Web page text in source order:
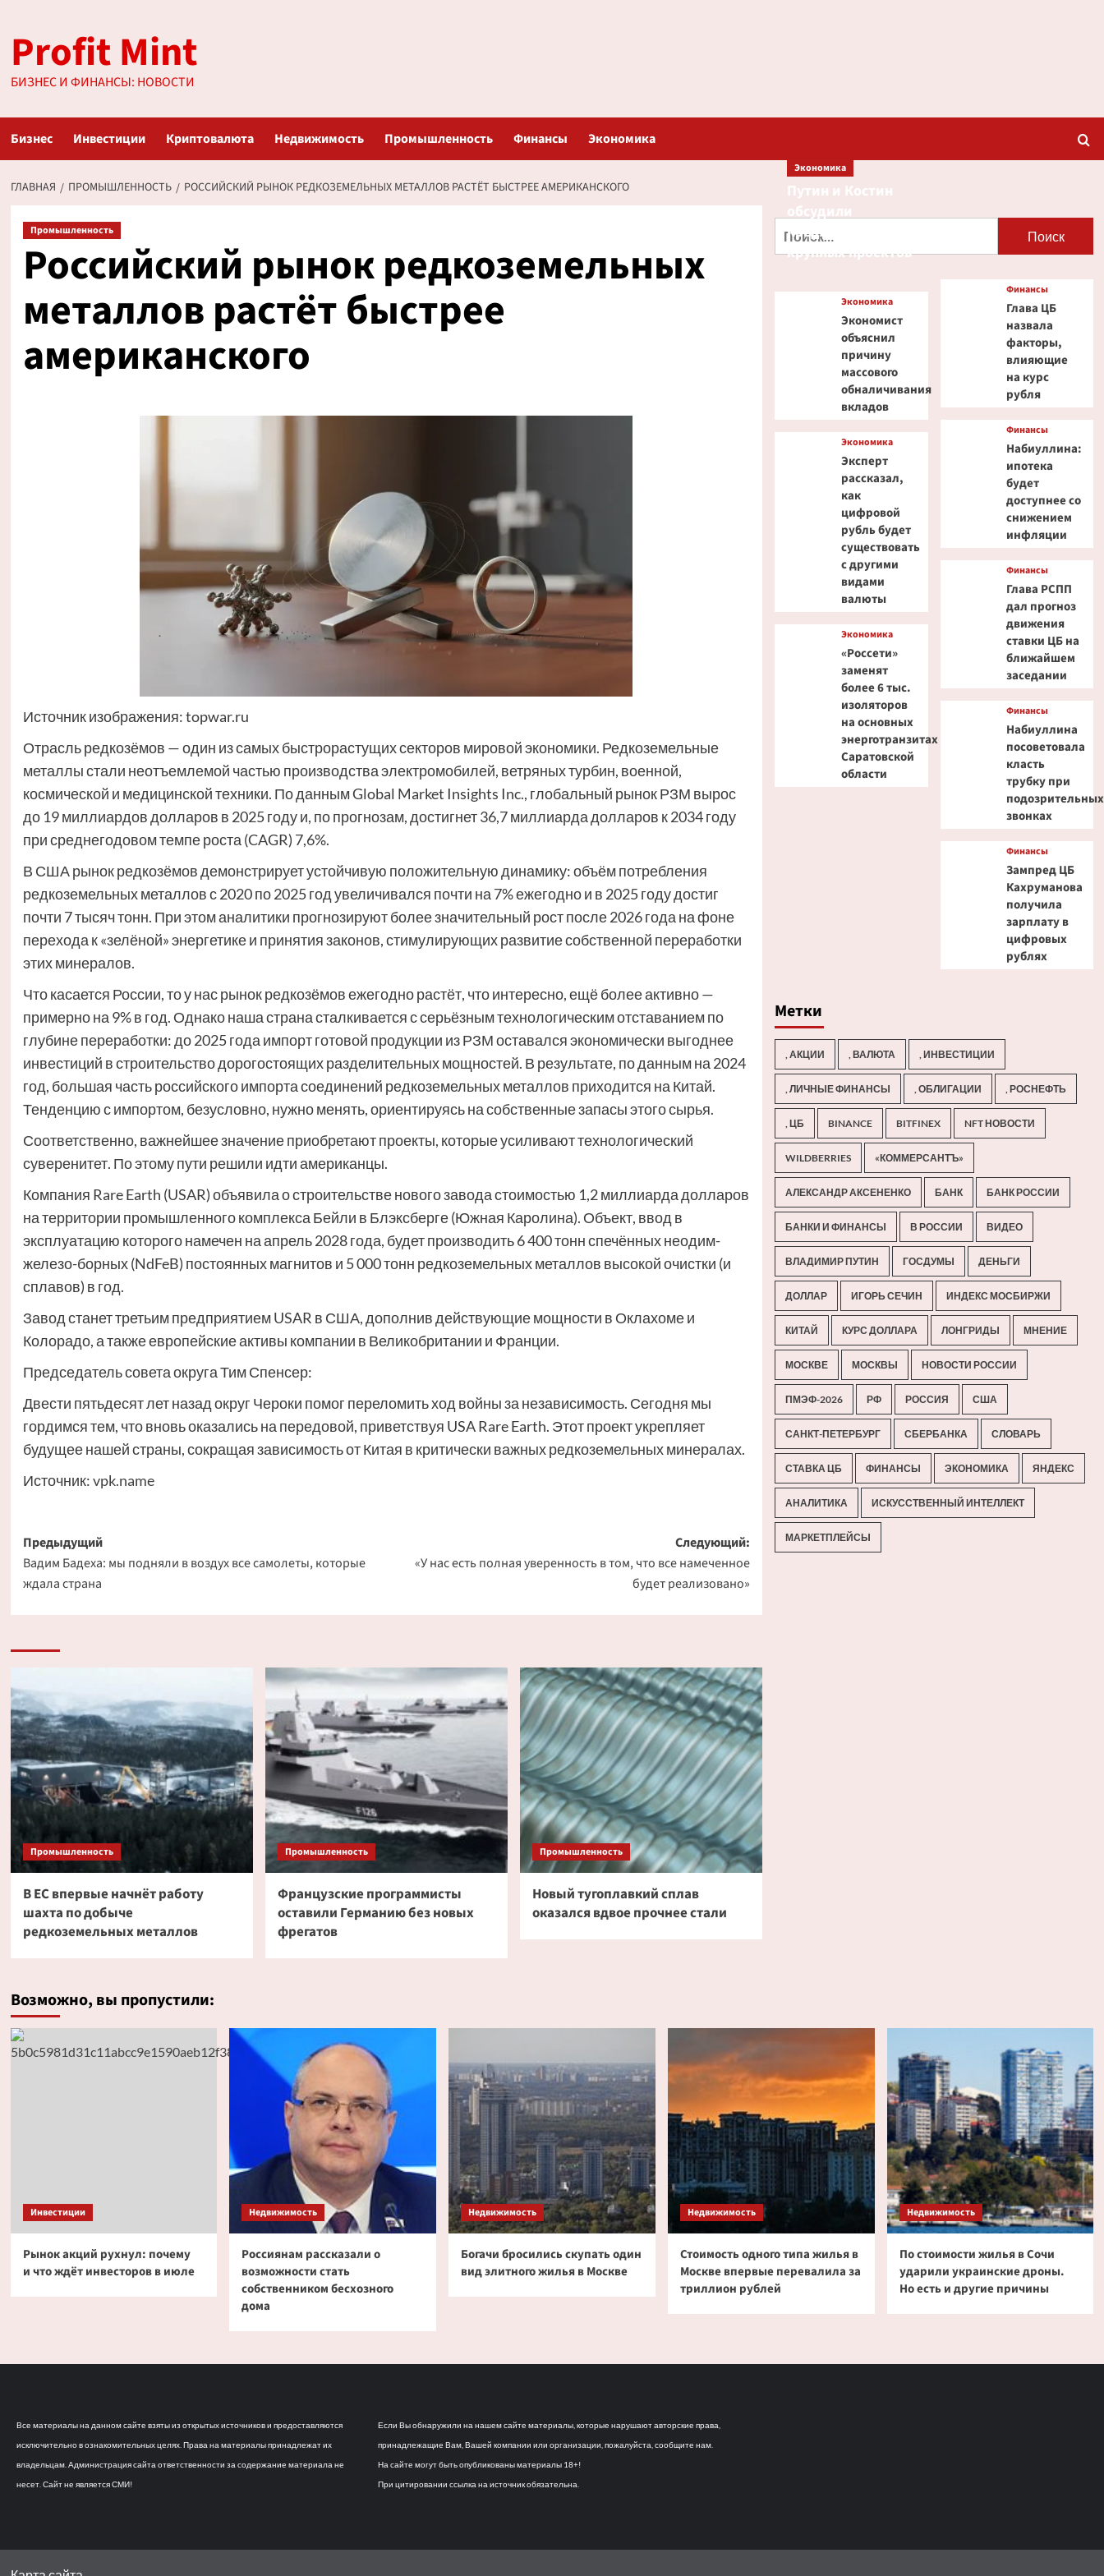
содержимому
Profit Mint
БИЗНЕС И ФИНАНСЫ: НОВОСТИ
Бизнес Инвестиции Криптовалюта Недвижимость Промышленность Финансы Экономика
ГЛАВНАЯ ПРОМЫШЛЕННОСТЬ РОССИЙСКИЙ РЫНОК РЕДКОЗЕМЕЛЬНЫХ МЕТАЛЛОВ РАСТЁТ БЫСТРЕЕ АМЕРИКАНСКОГО
Промышленность
Российский рынок редкоземельных
металлов растёт быстрее
американского
Источник изображения: topwar.ru
Отрасль редкозёмов — один из самых быстрорастущих секторов мировой экономики. Редкоземельные
металлы стали неотъемлемой частью производства электромобилей, ветряных турбин, военной,
космической и медицинской техники. По данным Global Market Insights Inc., глобальный рынок РЗМ вырос
до 19 миллиардов долларов в 2025 году и, по прогнозам, достигнет 36,7 миллиарда долларов к 2034 году
при среднегодовом темпе роста (CAGR) 7,6%.
В США рынок редкозёмов демонстрирует устойчивую положительную динамику: объём потребления
редкоземельных металлов с 2020 по 2025 год увеличивался почти на 7% ежегодно и в 2025 году достиг
почти 7 тысяч тонн. При этом аналитики прогнозируют более значительный рост после 2026 года на фоне
перехода к «зелёной» энергетике и принятия законов, стимулирующих развитие собственной переработки
этих минералов.
Что касается России, то у нас рынок редкозёмов ежегодно растёт, что интересно, ещё более активно —
примерно на 9% в год. Однако наша страна сталкивается с серьёзным технологическим отставанием по
глубине переработки: до 2025 года импорт готовой продукции из РЗМ оставался экономически выгоднее
инвестиций в строительство дорогостоящих разделительных мощностей. В результате, по данным на 2024
год, большая часть российского импорта соединений редкоземельных металлов приходится на Китай.
Тенденцию с импортом, безусловно, нужно менять, ориентируясь на собственные запасы этого сырья.
Соответственно, важнейшее значение приобретают проекты, которые усиливают технологический
суверенитет. По этому пути решили идти американцы.
Компания Rare Earth (USAR) объявила о строительстве нового завода стоимостью 1,2 миллиарда долларов
на территории промышленного комплекса Бейли в Блэксберге (Южная Каролина). Объект, ввод в
эксплуатацию которого намечен на апрель 2028 года, будет производить 6 400 тонн спечённых неодим-
железо-борных (NdFeB) постоянных магнитов и 5 000 тонн редкоземельных металлов высокой очистки (и
сплавов) в год.
Завод станет третьим предприятием USAR в США, дополнив действующие мощности в Оклахоме и
Колорадо, а также европейские активы компании в Великобритании и Франции.
Председатель совета округа Тим Спенсер:
Двести пятьдесят лет назад округ Чероки помог переломить ход войны за независимость. Сегодня мы
гордимся тем, что вновь оказались на передовой, приветствуя USA Rare Earth. Этот проект укрепляет
будущее нашей страны, сокращая зависимость от Китая в критически важных редкоземельных минералах.
Источник:vpk.name
Навигация
записи
Предыдущий
Вадим Бадеха: мы подняли в воздух все самолеты, которые
ждала страна
Следующий:
«У нас есть полная уверенность в том, что все намеченное
будет реализовано»
Промышленность
В ЕС впервые начнёт работу
шахта по добыче
редкоземельных металлов
Промышленность
Французские программисты
оставили Германию без новых
фрегатов
Промышленность
Новый тугоплавкий сплав
оказался вдвое прочнее стали
Экономика
кредитование
крупных проектов
Экономика
Экономист
объяснил
причину
массового
обналичивания
вкладов
Экономика
Эксперт
рассказал,
как
цифровой
рубль будет
существовать
с другими
видами
валюты
Экономика
«Россети»
заменят
более 6 тыс.
изоляторов
на основных
энерготранзитах
Саратовской
области
Финансы
Глава ЦБ
назвала
факторы,
влияющие
на курс
рубля
Финансы
Набиуллина:
ипотека
будет
доступнее со
снижением
инфляции
Финансы
Глава РСПП
дал прогноз
движения
ставки ЦБ на
ближайшем
заседании
Финансы
Набиуллина
посоветовала
класть
трубку при
подозрительных
звонках
Финансы
Зампред ЦБ
Кахруманова
получила
зарплату в
цифровых
рублях
Метки
, АКЦИИ , ВАЛЮТА , ИНВЕСТИЦИИ
, ЛИЧНЫЕ ФИНАНСЫ , ОБЛИГАЦИИ , РОСНЕФТЬ
, ЦБ BINANCE BITFINEX NFT НОВОСТИ
WILDBERRIES «КОММЕРСАНТЪ»
АЛЕКСАНДР АКСЕНЕНКО БАНК БАНК РОССИИ
БАНКИ И ФИНАНСЫ В РОССИИ ВИДЕО
ВЛАДИМИР ПУТИН ГОСДУМЫ ДЕНЬГИ
ДОЛЛАР ИГОРЬ СЕЧИН ИНДЕКС МОСБИРЖИ
КИТАЙ КУРС ДОЛЛАРА ЛОНГРИДЫ МНЕНИЕ
МОСКВЕ МОСКВЫ НОВОСТИ РОССИИ
ПМЭФ-2026 РФ РОССИЯ США
САНКТ-ПЕТЕРБУРГ СБЕРБАНКА СЛОВАРЬ
СТАВКА ЦБ ФИНАНСЫ ЭКОНОМИКА ЯНДЕКС
АНАЛИТИКА ИСКУССТВЕННЫЙ ИНТЕЛЛЕКТ
МАРКЕТПЛЕЙСЫ
Возможно, вы пропустили:
Инвестиции
Рынок акций рухнул: почему
и что ждёт инвесторов в июле
Недвижимость
Россиянам рассказали о
возможности стать
собственником бесхозного
дома
Недвижимость
Богачи бросились скупать один
вид элитного жилья в Москве
Недвижимость
Стоимость одного типа жилья в
Москве впервые перевалила за
триллион рублей
Недвижимость
По стоимости жилья в Сочи
ударили украинские дроны.
Но есть и другие причины
Все материалы на данном сайте взяты из открытых источников и предоставляются
исключительно в ознакомительных целях. Права на материалы принадлежат их
владельцам. Администрация сайта ответственности за содержание материала не
несет. Сайт не является СМИ!
Если Вы обнаружили на нашем сайте материалы, которые нарушают авторские права,
принадлежащие Вам, Вашей компании или организации, пожалуйста, сообщите нам.
На сайте могут быть опубликованы материалы 18+!
При цитировании ссылка на источник обязательна.